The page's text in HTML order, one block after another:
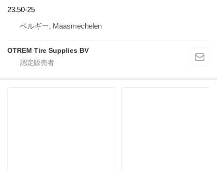
23.50-25
ベルギー, Maasmechelen
OTREM Tire Supplies BV